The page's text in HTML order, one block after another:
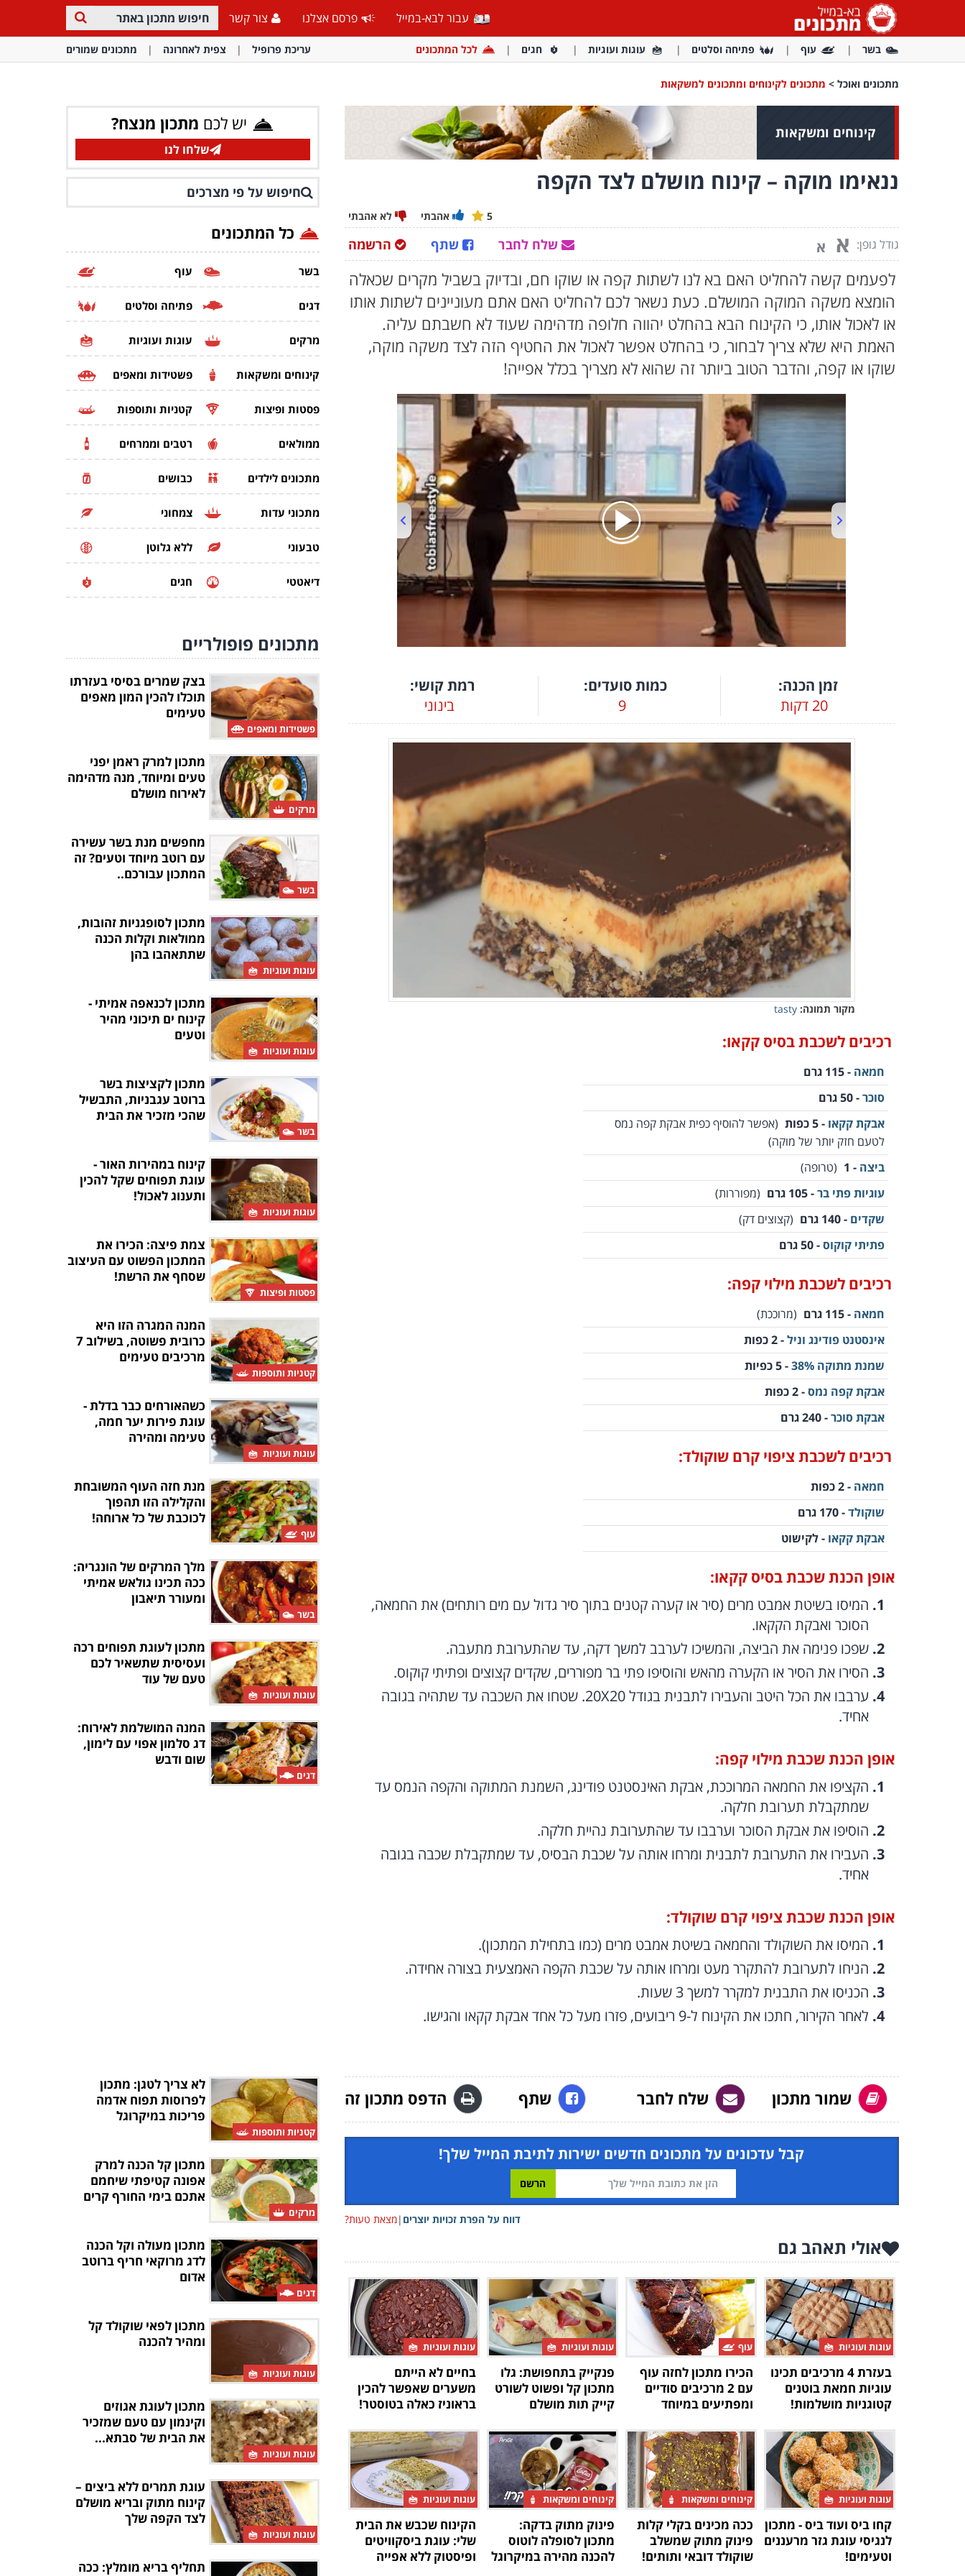
עבור לבא-במייל פרסם אצלנו צור קשר
בשר עוף פתיחה וסלטים עוגות ועוגיות חגים לכל המתכונים עריכת פרופיל צפית לאחרונה מתכונים שמורים
מתכונים ואוכל > מתכונים לקינוחים ומתכונים למשקאות
קינוחים ומשקאות
ננאימו מוקה – קינוח מושלם לצד הקפה
אהבתי לא אהבתי 5
גודל גופן: א א הרשמה שתף שלח לחבר
לפעמים קשה להחליט האם בא לנו לשתות קפה או שוקו חם, ובדיוק בשביל מקרים שכאלה
הומצא משקה המוקה המושלם. כעת נשאר לכם להחליט האם אתם מעוניינים לשתות אותו
או לאכול אותו, כי הקינוח הבא בהחלט יהווה חלופה מדהימה שעוד לא חשבתם עליה.
האמת היא שלא צריך לבחור, כי בהחלט אפשר לאכול את החטיף הזה לצד משקה מוקה,
שוקו או קפה, והדבר הטוב ביותר זה שהוא לא מצריך בכלל אפייה!
00:00/01:01
זמן הכנה:
20 דקות
כמות סועדים:
9
רמת קושי:
בינוני
מקור תמונה:tasty
רכיבים לשכבת בסיס קקאו:
חמאה - 115 גרם
סוכר- 50 גרם
אבקת קקאו - 5 כפות
(אפשר להוסיף כפית אבקת קפה נמס
לטעם חזק יותר של מוקה)
ביצה - 1
(טרופה)
עוגיות פתי בר- 105 גרם
(מפוררות)
שקדים - 140 גרם
(קצוצים דק)
פתיתי קוקוס- 50 גרם
רכיבים לשכבת מילוי קפה:
חמאה - 115 גרם
(מרוככת)
אינסטנט פודינג וניל- 2 כפות
שמנת מתוקה 38%
- 5 כפיות
אבקת קפה נמס- 2 כפות
אבקת סוכר- 240 גרם
רכיבים לשכבת ציפוי קרם שוקולד:
חמאה - 2 כפות
שוקולד- 170 גרם
אבקת קקאו - לקישוט
אופן הכנת שכבת בסיס קקאו:
המיסו בשיטת אמבט מרים (סיר או קערה קטנים בתוך סיר גדול עם מים רותחים) את החמאה,
הסוכר ואבקת הקקאו.
שפכו פנימה את הביצה, והמשיכו לערבב למשך דקה, עד שהתערובת מתעבה.
הסירו את הסיר או הקערה מהאש והוסיפו פתי בר מפוררים, שקדים קצוצים ופתיתי קוקוס.
ערבבו את הכל היטב והעבירו לתבנית בגודל 20X20. שטחו את השכבה עד שתהיה בגובה
אחיד.
אופן הכנת שכבת מילוי קפה:
הקציפו את החמאה המרוככת, אבקת האינסטנט פודינג, השמנת המתוקה והקפה הנמס עד
שמתקבלת תערובת חלקה.
הוסיפו את אבקת הסוכר וערבבו עד שהתערובת נהיית חלקה.
העבירו את התערובת לתבנית ומרחו אותה על שכבת הבסיס, עד שמתקבלת שכבה בגובה
אחיד.
אופן הכנת שכבת ציפוי קרם שוקולד:
המיסו את השוקולד והחמאה בשיטת אמבט מרים (כמו בתחילת המתכון).
הניחו לתערובת להתקרר מעט ומרחו אותה על שכבת הקפה האמצעית בצורה אחידה.
הכניסו את התבנית למקרר למשך 3 שעות.
לאחר הקירור, חתכו את הקינוח ל-9 ריבועים, פזרו מעל כל אחד אבקת קקאו והגישו.
יש לכם מתכון מנצח?
שלחו לנו
חיפוש על פי מצרכים
כל המתכונים
בשר עוף
דגים פתיחה וסלטים
מרקים עוגות ועוגיות
קינוחים ומשקאות פשטידות ומאפים
פסטות ופיצות קטניות ותוספות
ממולאים רטבים וממרחים
מתכונים לילדים כבושים
מתכוני עדות צמחוני
טבעוני ללא גלוטן
דיאטטי חגים
מתכונים פופולריים
פשטידות ומאפים
בצק שמרים בסיסי בעזרתו
תוכלו להכין המון מאפים
טעימים
מרקים
מתכון למרק ראמן יפני
טעים ומיוחד, מנה מדהימה
לאירוח מושלם
בשר
מחפשים מנת בשר עשירה
עם רוטב מיוחד וטעים? זה
המתכון עבורכם..
עוגות ועוגיות
מתכון לסופגניות זהובות,
ממולאות וקלות הכנה
שתתאהבו בהן
עוגות ועוגיות
מתכון לכנאפה אמיתי -
קינוח ים תיכוני מהיר
וטעים
בשר
מתכון לקציצות בשר
ברוטב עגבניות, התבשיל
שהכי מזכיר את הבית
עוגות ועוגיות
קינוח במהירות האור -
עוגת תפוחים שקל להכין
ותענוג לאכול!
פסטות ופיצות
צמת פיצה: הכירו את
המתכון הפשוט עם העיצוב
שסחף את הרשת!
קטניות ותוספות
המנה המגרה הזו היא
כרובית פשוטה, בשילוב 7
מרכיבים טעימים
עוגות ועוגיות
כשהאורחים כבר בדלת -
עוגת פירות יער חמה,
טעימה ומהירה
עוף
מנת חזה העוף המשובחת
והקלילה הזו תהפוך
לכוכבת של כל ארוחה!
בשר
מלך המרקים של הונגריה:
ככה תכינו גולאש אמיתי
ומעורר תיאבון
עוגות ועוגיות
מתכון לעוגת תפוחים רכה
ועסיסית שתשאיר לכם
טעם של עוד
דגים
המנה המושלמת לאירוח:
דג סלמון אפוי עם לימון,
שום ודבש
שמור מתכון שלח לחבר שתף הדפס מתכון זה
קבל עדכונים על מתכונים חדשים ישירות לתיבת המייל שלך!
מצאת טעות?| דווח על הפרת זכויות יוצרים
אולי תאהב גם
עוגות ועוגיות
בעזרת 4 מרכיבים תכינו
עוגיות חמאת בוטנים
קטוגניות מושלמות!
עוף
הכירו מתכון לחזה עוף
עם 2 מרכיבים סודיים
ומפתיעים במיוחד
עוגות ועוגיות
פנקייק בתחפושת: גלו
מתכון קל ופשוט לשורט
קייק תות מושלם
עוגות ועוגיות
בחיים לא הייתם
משערים שאפשר להכין
בראוניז כאלה בטוסטר!
עוגות ועוגיות
קחו ביס ועוד ביס - מתכון
לנגיסי עוגת גזר מרעננים
וטעימים!
קינוחים ומשקאות
ככה מכינים בקלי קלות
פינוק מתוק שמשלב
שוקולד דובאי ותותים!
קינוחים ומשקאות
פינוק מתוק בדקה:
מתכון לסופלה לוטוס
להכנה מהירה במיקרוגל
עוגות ועוגיות
הקינוח שכבש את הבית
שלי: עוגת ביסקוויטים
ופיסטוק ללא אפייה
קטניות ותוספות
לא צריך לטגן: מתכון
לפרוסות תפוח אדמה
פריכות במיקרוגל
מרקים
מתכון קל הכנה למרק
אפונה קטיפתי שיחמם
אתכם בימי החורף קרים
דגים
מתכון מעולה וקל הכנה
לדג מרוקאי חריף ברוטב
אדום
עוגות ועוגיות
מתכון לפאי שוקולד קל
ומהיר להכנה
עוגות ועוגיות
מתכון לעוגת אגוזים
וקינמון עם טעם שמזכיר
את הבית של סבתא...
עוגות ועוגיות
עוגת תמרים ללא ביצים –
קינוח מתוק ובריא מושלם
לצד הקפה שלך
תחליף בריא מומלץ: ככה